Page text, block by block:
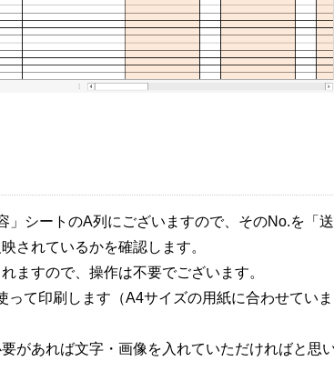
」シートのA列にございますので、そのNo.を「送
されているかを確認します。
ますので、操作は不要でございます。
て印刷します（A4サイズの用紙に合わせていま
があれば文字・画像を入れていただければと思